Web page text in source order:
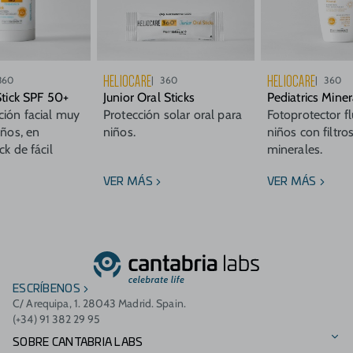
SPF 50+
facial muy
en
de fácil
HELIOCARE 360
Junior Oral Sticks
Protección solar oral para
niños.
VER MÁS
HELIOCARE 360
Pediatrics
Fotoprotector
niños con
minerales.
VER MÁS
ESCRÍBENOS
C/ Arequipa, 1. 28043 Madrid. Spain.
(+34) 91 382 29 95
SOBRE CANTABRIA LABS